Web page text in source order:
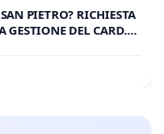
PIETRO? RICHIESTA
DEL CARD.